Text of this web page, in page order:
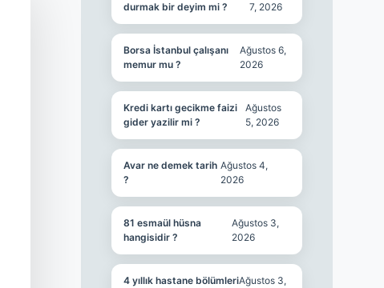
durmak bir deyim mi ?
7, 2026
Borsa İstanbul çalışanı
memur mu ?
Ağustos 6,
2026
Kredi kartı gecikme faizi
gider yazilir mi ?
Ağustos
5, 2026
Avar ne demek tarih
?
Ağustos 4,
2026
81 esmaül hüsna
hangisidir ?
Ağustos 3,
2026
4 yıllık hastane bölümleriAğustos 3,